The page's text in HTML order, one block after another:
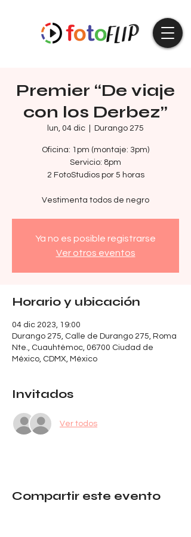
Premier “De viaje
con los Derbez”
lun, 04 dic Durango 275
Oficina: 1pm (montaje: 3pm)
Servicio: 8pm
2 FotoStudios por 5 horas
Vestimenta todos de negro
Ya no es posible registrarse
Ver otros eventos
Horario y ubicación
04 dic 2023, 19:00
Durango 275, Calle de Durango 275, Roma
Nte., Cuauhtémoc, 06700 Ciudad de
México, CDMX, México
Invitados
Ver todos
Compartir este evento